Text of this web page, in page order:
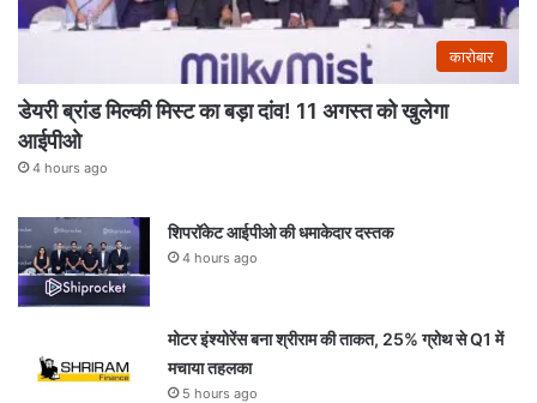
कारोबार
डेयरी ब्रांड मिल्की मिस्ट का बड़ा दांव! 11 अगस्त को खुलेगा
आईपीओ
4 hours ago
शिपरॉकेट आईपीओ की धमाकेदार दस्तक
4 hours ago
मोटर इंश्योरेंस बना श्रीराम की ताकत, 25% ग्रोथ से Q1 में
मचाया तहलका
5 hours ago